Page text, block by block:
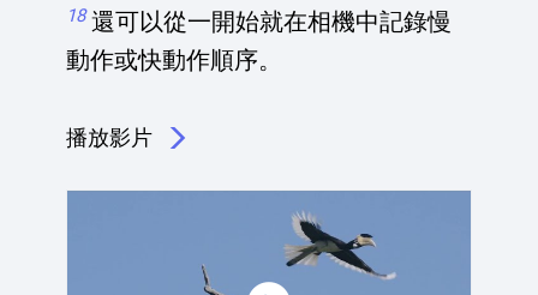
18還可以從一開始就在相機中記錄慢
動作或快動作順序。
播放影片